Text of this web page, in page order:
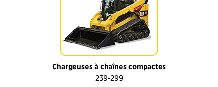
Chargeuses à chaînes compactes
239-299